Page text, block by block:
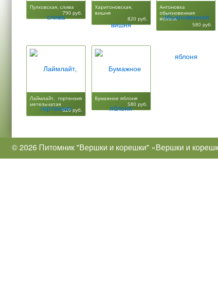
Пулковская, слива
790 руб.
Харитоновская,
вишня
820 руб.
Антоновка
обыкновенная
яблоня
580 руб.
Лаймлайт, гортензия
метельчатая
620 руб.
Бумажное яблоня
580 руб.
© 2026 Питомник "Вершки и корешки" «Вершки и